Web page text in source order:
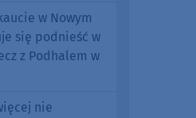
w Nowym
się podnieść w
z Podhalem w
nie